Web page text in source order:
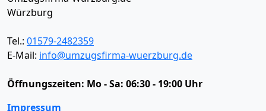
Würzburg
Tel.: 01579-2482359
E-Mail: info@umzugsfirma-wuerzburg.de
Öffnungszeiten: Mo - Sa: 06:30 - 19:00 Uhr
Impressum